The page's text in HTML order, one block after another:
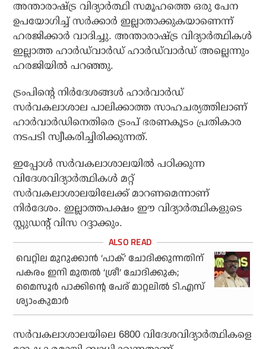
അന്താരാഷ്ട്ര വിദ്യാര്‍ത്ഥി സമൂഹത്തെ ഒരു പേന
ഉപയോഗിച്ച് സര്‍ക്കാര്‍ ഇല്ലാതാക്കുകയാണെന്ന്
ഹരജിക്കാര്‍ വാദിച്ചു. അന്താരാഷ്ട്ര വിദ്യാര്‍ത്ഥികള്‍
ഇല്ലാത്ത ഹാര്‍ഡ്‌വാര്‍ഡ് ഹാര്‍ഡ്‌വാര്‍ഡ് അല്ലെന്നും
ഹരജിയില്‍ പറഞ്ഞു.
ട്രംപിന്റെ നിര്‍ദേശങ്ങള്‍ ഹാര്‍വാര്‍ഡ്
സര്‍വകലാശാല പാലിക്കാത്ത സാഹചര്യത്തിലാണ്
ഹാര്‍വാര്‍ഡിനെതിരെ ട്രംപ് ഭരണകൂടം പ്രതികാര
നടപടി സ്വീകരിച്ചിരിക്കുന്നത്.
ഇപ്പോള്‍ സര്‍വകലാശാലയില്‍ പഠിക്കുന്ന
വിദേശവിദ്യാര്‍ത്ഥികള്‍ മറ്റ്
സര്‍വകലാശാലയിലേക്ക് മാറണമെന്നാണ്
നിര്‍ദേശം. ഇല്ലാത്തപക്ഷം ഈ വിദ്യാര്‍ത്ഥികളുടെ
സ്റ്റുഡന്റ് വിസ റദ്ദാക്കും.
വെറ്റില മുറുക്കാന്‍ ‘പാക്’ ചോദിക്കുന്നതിന്
പകരം ഇനി മുതല്‍ ‘ശ്രീ’ ചോദിക്കുക;
മൈസൂര്‍ പാക്കിന്റെ പേര് മാറ്റലില്‍ ടി.എസ്
ശ്യാംകുമാര്‍
സര്‍വകലാശാലയിലെ 6800 വിദേശവിദ്യാര്‍ത്ഥികളെ